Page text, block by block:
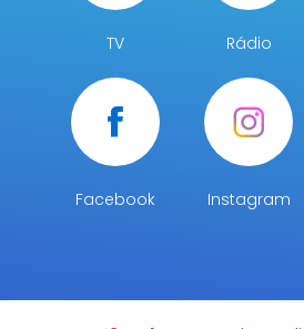
TV Rádio
Facebook Instagram